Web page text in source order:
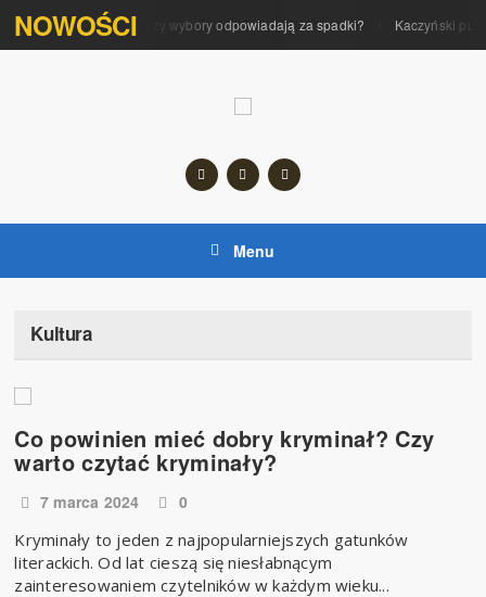
NOWOŚCI
Polityka na giełdzie. Czy wybory odpowiadają za spadki? Kaczyński
Menu
Kultura
Co powinien mieć dobry kryminał? Czy
warto czytać kryminały?
7 marca 2024
0
Kryminały to jeden z najpopularniejszych gatunków
literackich. Od lat cieszą się niesłabnącym
zainteresowaniem czytelników w każdym wieku...